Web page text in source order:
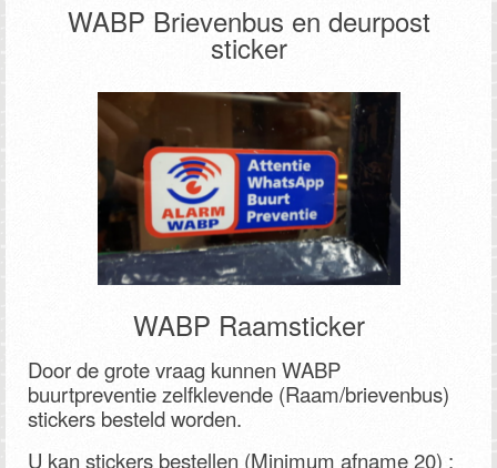
WABP Brievenbus en deurpost
sticker
WABP Raamsticker
Door de grote vraag kunnen WABP
buurtpreventie zelfklevende (Raam/brievenbus)
stickers besteld worden.
U kan stickers bestellen (Minimum afname 20) :